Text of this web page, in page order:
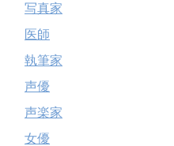
写真家
医師
執筆家
声優
声楽家
女優